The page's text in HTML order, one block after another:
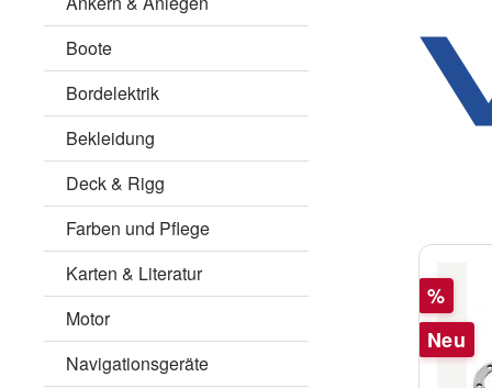
Boote
Bordelektrik
Bekleidung
Deck & Rigg
Farben und Pflege
Karten & Literatur
Motor
Navigationsgeräte
Rabatt
%
Neu